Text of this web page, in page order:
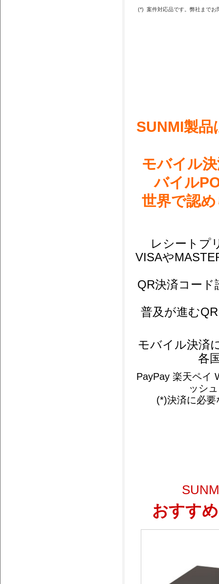
(*) 案件対応品です。弊社までお
SUNMI製品
モバイル
バイル
世界で認
レシートプ
VISAや
QR決済コー
普及が進む
モバイル決済
各
PayPay 楽天ペイ
ッシ
(*)決済に必
おすす